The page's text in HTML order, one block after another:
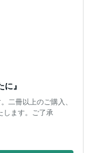
』
二冊以上のご購入、
します。ご了承